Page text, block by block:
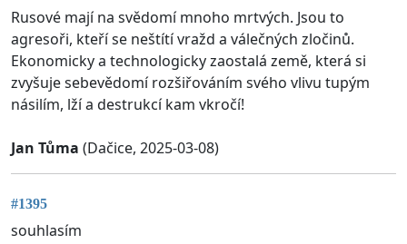
Rusové mají na svědomí mnoho mrtvých. Jsou to
agresoři, kteří se neštítí vražd a válečných zločinů.
Ekonomicky a technologicky zaostalá země, která si
zvyšuje sebevědomí rozšiřováním svého vlivu tupým
násilím, lží a destrukcí kam vkročí!
Jan Tůma (Dačice, 2025-03-08)
#1395
souhlasím